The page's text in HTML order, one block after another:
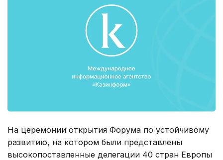
На церемонии открытия Форума по устойчивому
развитию, на котором были представлены
высокопоставленные делегации 40 стран Европы